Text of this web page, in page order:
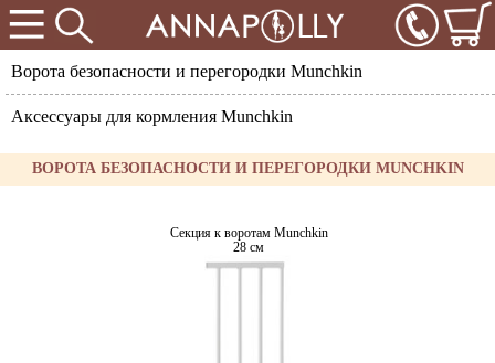
Ворота безопасности и перегородки Munchkin
Аксессуары для кормления Munchkin
ВОРОТА БЕЗОПАСНОСТИ И ПЕРЕГОРОДКИ MUNCHKIN
Секция к воротам Munchkin
28 см